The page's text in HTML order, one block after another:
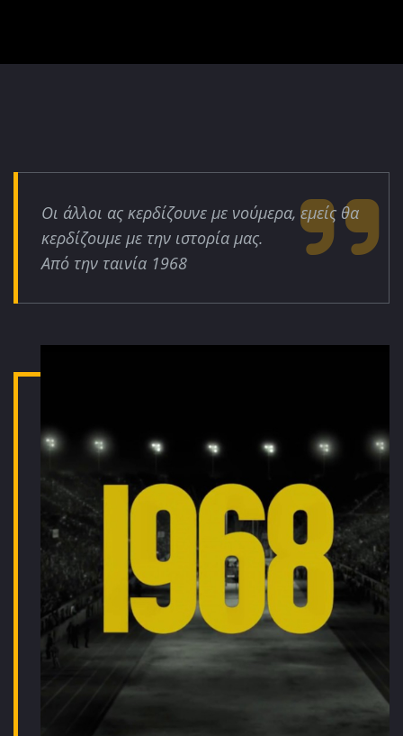
Οι άλλοι ας κερδίζουνε με νούμερα, εμείς θα
κερδίζουμε με την ιστορία μας.
Από την ταινία 1968